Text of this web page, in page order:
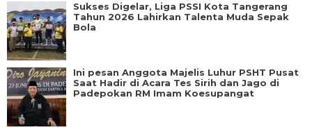
Sukses Digelar, Liga PSSI Kota Tangerang
Tahun 2026 Lahirkan Talenta Muda Sepak
Bola
Ini pesan Anggota Majelis Luhur PSHT Pusat
Saat Hadir di Acara Tes Sirih dan Jago di
Padepokan RM Imam Koesupangat